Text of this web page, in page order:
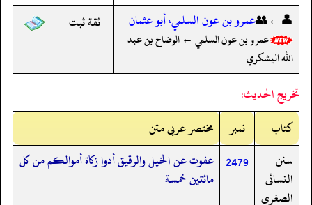
👤←👥عمرو بن عون السلمي، أبو عثمان
عمرو بن عون السلمي ← الوضاح بن عبد
الله اليشكري
ثقة ثبت
تخريج الحديث:
کتاب
نمبر
مختصر عربی متن
سنن
النسائى
الصغرى
2479 عفوت عن الخيل والرقيق أدوا زكاة أموالكم من كل
مائتين خمسة